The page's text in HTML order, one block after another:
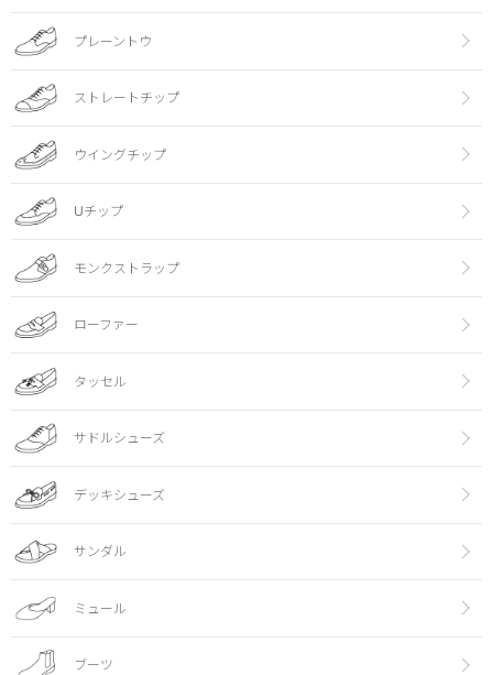
プレーントウ
ストレートチップ
ウイングチップ
Uチップ
モンクストラップ
ローファー
タッセル
サドルシューズ
デッキシューズ
サンダル
ミュール
ブーツ